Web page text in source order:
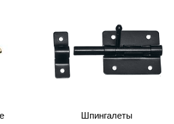
Шпингалеты